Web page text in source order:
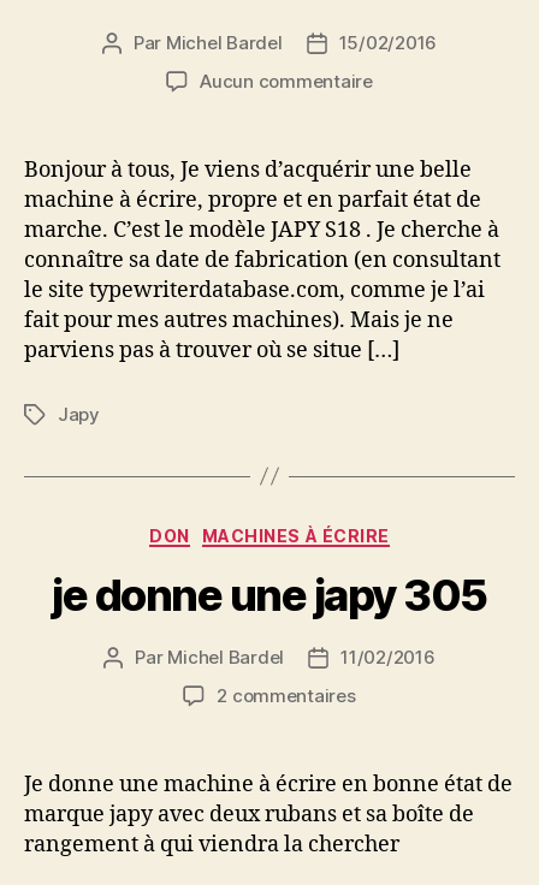
Auteur
l’article
Par Michel Bardel
Date
de
15/02/2016
Aucun commentairesur
série
Japy
S18
Bonjour à tous, Je viens d’acquérir une belle
machine à écrire, propre et en parfait état de
marche. C’est le modèle JAPY S18 . Je cherche à
connaître sa date de fabrication (en consultant
le site typewriterdatabase.com, comme je l’ai
fait pour mes autres machines). Mais je ne
parviens pas à trouver où se situe […]
Étiquettes
Japy
Catégories
DON MACHINES À ÉCRIRE
je donne une japy 305
Auteur
Par Michel Bardel
Date
de
11/02/2016
2 commentairessur
une
305
Je donne une machine à écrire en bonne état de
marque japy avec deux rubans et sa boîte de
rangement à qui viendra la chercher